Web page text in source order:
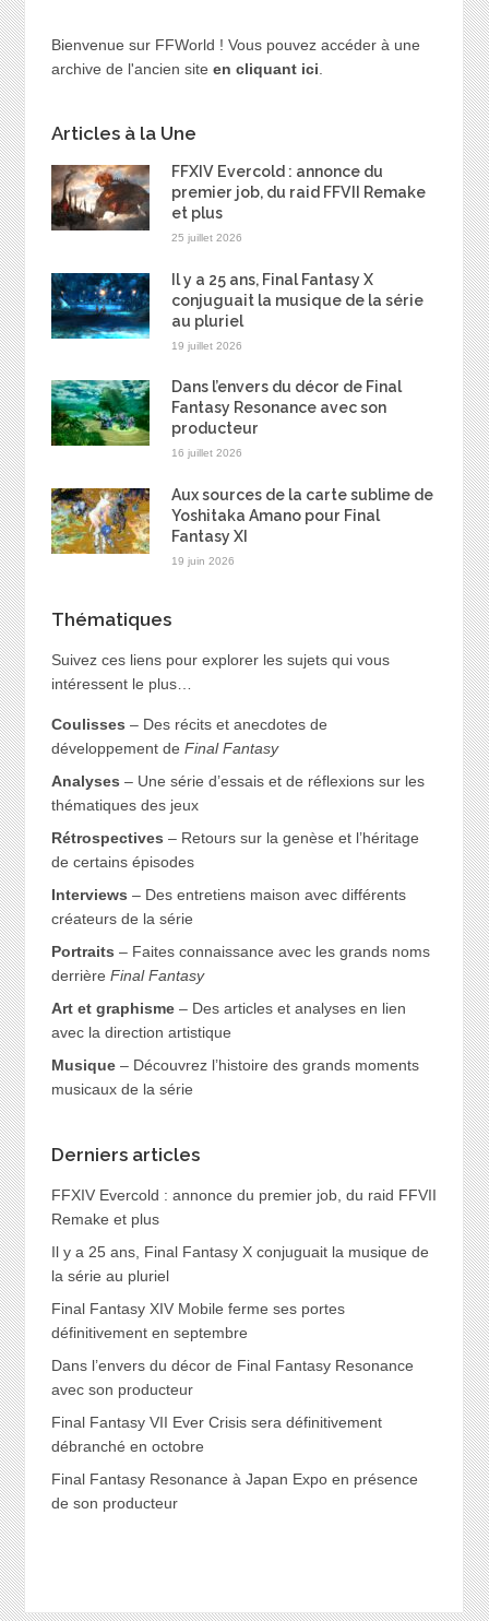
Bienvenue sur FFWorld ! Vous pouvez accéder à une
archive de l'ancien site en cliquant ici
Articles à la Une
FFXIV Evercold : annonce du
premier job, du raid FFVII Remake
et plus
25 juillet 2026
Il y a 25 ans, Final Fantasy X
conjuguait la musique de la série
au pluriel
19 juillet 2026
Dans l’envers du décor de Final
Fantasy Resonance avec son
producteur
16 juillet 2026
Aux sources de la carte sublime de
Yoshitaka Amano pour Final
Fantasy XI
19 juin 2026
Thématiques
Suivez ces liens pour explorer les sujets qui vous
intéressent le plus…
Coulisses – Des récits et anecdotes de
développement de Final Fantasy
Analyses – Une série d’essais et de réflexions sur les
thématiques des jeux
Rétrospectives – Retours sur la genèse et l’héritage
de certains épisodes
Interviews – Des entretiens maison avec différents
créateurs de la série
Portraits – Faites connaissance avec les grands noms
derrière Final Fantasy
Art et graphisme– Des articles et analyses en lien
avec la direction artistique
Musique– Découvrez l’histoire des grands moments
musicaux de la série
Derniers articles
FFXIV Evercold : annonce du premier job, du raid FFVII
Remake et plus
Il y a 25 ans, Final Fantasy X conjuguait la musique de
la série au pluriel
Final Fantasy XIV Mobile ferme ses portes
définitivement en septembre
Dans l’envers du décor de Final Fantasy Resonance
avec son producteur
Final Fantasy VII Ever Crisis sera définitivement
débranché en octobre
Final Fantasy Resonance à Japan Expo en présence
de son producteur